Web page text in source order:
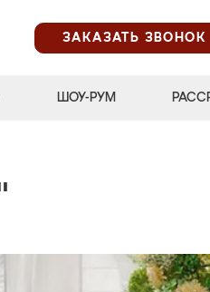
ЗАКАЗАТЬ ЗВОНОК
ШОУ-РУМ